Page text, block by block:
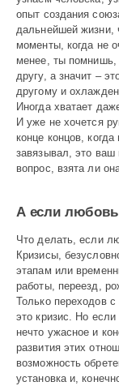
опыт создания
дальнейшей жизни,
моменты, когда не
менее, ты помнишь,
другу, а значит –
другому и
Иногда хватает
И уже не хочется
конце концов,
завязывал, это ваш
вопрос, взята ли
А если
Что делать, если
Кризисы,
этапам или
работы, переезд,
Только переходов
это кризис. Но если
нечто ужасное и
развития этих
возможность
установка и,